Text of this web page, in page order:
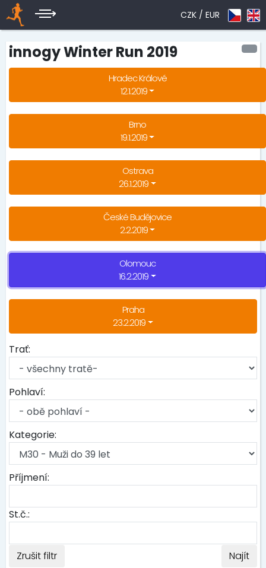
CZK / EUR
innogy Winter Run 2019
Hradec Králové
12.1.2019
Brno
19.1.2019
Ostrava
26.1.2019
České Budějovice
2.2.2019
Olomouc
16.2.2019
Praha
23.2.2019
Trať:
Pohlaví:
Kategorie:
Příjmení:
St.č.:
Zrušit filtr Najít